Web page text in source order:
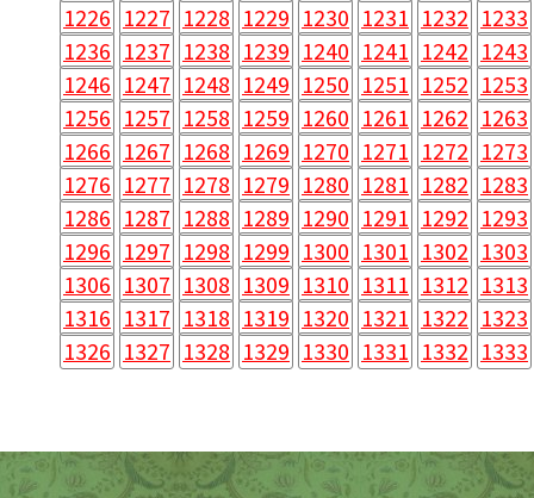
1226 1227 1228 1229 1230 1231 1232 1233
1236 1237 1238 1239 1240 1241 1242 1243
1246 1247 1248 1249 1250 1251 1252 1253
1256 1257 1258 1259 1260 1261 1262 1263
1266 1267 1268 1269 1270 1271 1272 1273
1276 1277 1278 1279 1280 1281 1282 1283
1286 1287 1288 1289 1290 1291 1292 1293
1296 1297 1298 1299 1300 1301 1302 1303
1306 1307 1308 1309 1310 1311 1312 1313
1316 1317 1318 1319 1320 1321 1322 1323
1326 1327 1328 1329 1330 1331 1332 1333